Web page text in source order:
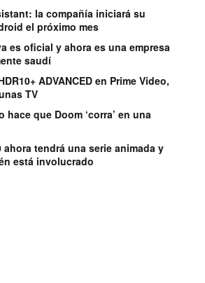
la compañía iniciará su
el próximo mes
es oficial y ahora es una empresa
saudí
ADVANCED en Prime Video,
TV
hace que Doom ‘corra’ en una
ahora tendrá una serie animada y
está involucrado